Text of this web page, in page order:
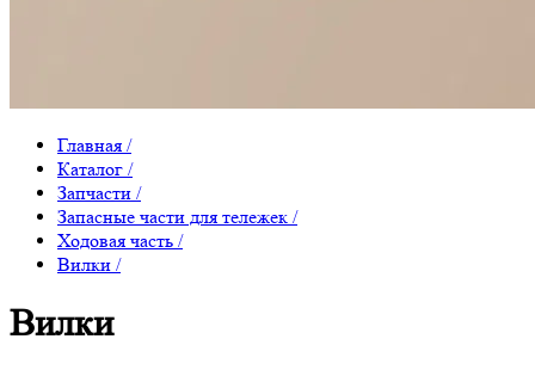
Главная /
Каталог /
Запчасти /
Запасные части для тележек /
Ходовая часть /
Вилки /
Вилки